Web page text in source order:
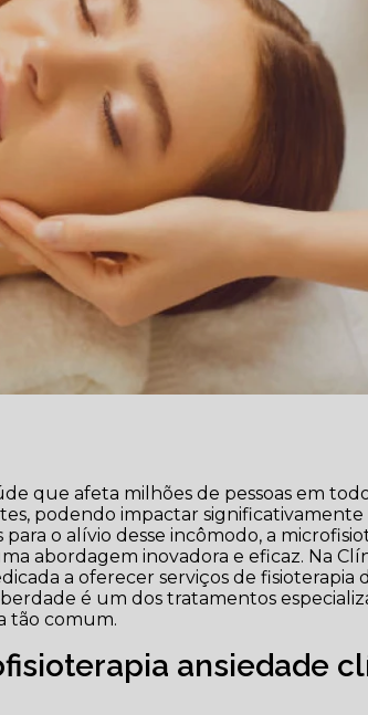
que afeta milhões de pessoas em
podendo impactar significativamente
o alívio desse incômodo, a
abordagem inovadora e eficaz. Na
a oferecer serviços de fisioterapia
é um dos tratamentos
tão comum.
ansiedade